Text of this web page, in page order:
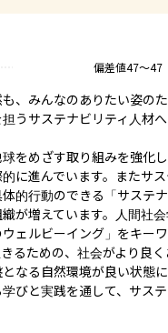
偏差値47〜47
、みんなのありたい姿の
うサステナビリティ人材へ
をめざす取り組みを強化
に進んでいます。またサ
的行動のできる「サステ
が増えています。人間社
ウェルビーイング」をキー
るための、社会がより良
なる自然環境が良い状態
びと実践を通して、サス